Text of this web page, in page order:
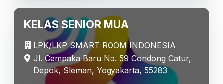
KELAS SENIOR MUA
LPK/LKP SMART ROOM INDONESIA
Jl. Cempaka Baru No. 59 Condong Catur,
Depok, Sleman, Yogyakarta, 55283